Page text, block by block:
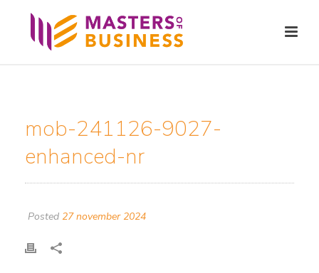
mob-241126-9027-
enhanced-nr
Posted 27 november 2024